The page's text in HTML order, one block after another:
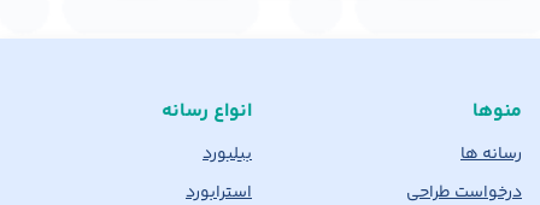
منوها
رسانه ها
درخواست طراحی
انواع رسانه
بیلبورد
استرابورد